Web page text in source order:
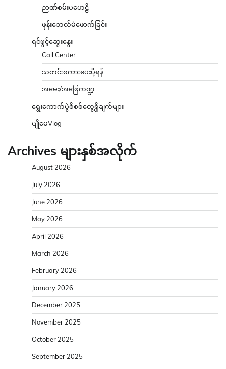
ဉာဏ်စမ်းပဟေဠိ
ဖုန်းဘေလ်မဲဖောက်ခြင်း
ရင်ဖွင့်ဆွေးနွေး
Call Center
သတင်းစကားပေးပို့ရန်
အမေး/အဖြေကဏ္ဍ
ရွေးကောက်ပွဲစိစစ်တွေ့ရှိချက်များ
ပျိုမေVlog
Archives များနှစ်အလိုက်
August 2026
July 2026
June 2026
May 2026
April 2026
March 2026
February 2026
January 2026
December 2025
November 2025
October 2025
September 2025